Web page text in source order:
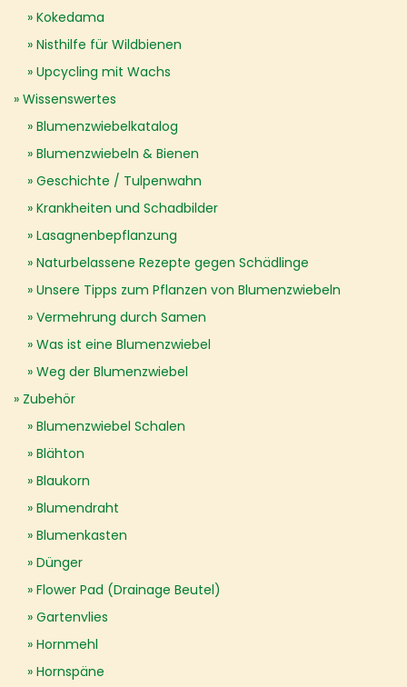
Kokedama
Nisthilfe für Wildbienen
Upcycling mit Wachs
Wissenswertes
Blumenzwiebelkatalog
Blumenzwiebeln & Bienen
Geschichte / Tulpenwahn
Krankheiten und Schadbilder
Lasagnenbepflanzung
Naturbelassene Rezepte gegen Schädlinge
Unsere Tipps zum Pflanzen von Blumenzwiebeln
Vermehrung durch Samen
Was ist eine Blumenzwiebel
Weg der Blumenzwiebel
Zubehör
Blumenzwiebel Schalen
Blähton
Blaukorn
Blumendraht
Blumenkasten
Dünger
Flower Pad (Drainage Beutel)
Gartenvlies
Hornmehl
Hornspäne